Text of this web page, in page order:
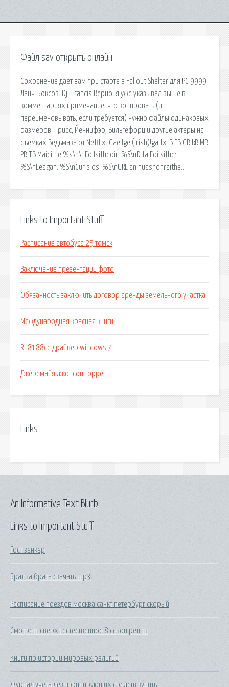
Файл sav открыть онлайн
Сохранение даёт вам при старте в Fallout Shelter для PC 9999
Ланч-Боксов. Dj_Francis Верно, я уже указывал выше в
комментариях примечание, что копировать (и
переименовывать, если требуется) нужно файлы одинаковых
размеров. Трисс, Йеннифэр, Вильгефорц и другие актеры на
съемках Ведьмака от Netflix. Gaeilge (Irish)!ga.txtB EB GB kB MB
PB TB Maidir le %s\n\nFoilsitheoir: %S\nD ta Foilsithe:
%S\nLeagan: %S\nCur s os: %S\nURL an nuashonraithe:.
Links to Important Stuff
Расписание автобуса 25 томск
Заключение презентации фото
Обязанность заключить договор аренды земельного участка
Международная красная книги
Rtl8188ce драйвер windows 7
Джеремайя джонсон торрент
Links
Links to Important Stuff
Гост зенкер
Брат за брата скачать mp3
Расписание поездов москва санкт петербург скорый
Смотреть сверхъестественное 8 сезон рен тв
Книги по истории мировых религий
Журнал учета дезинфицирующих средств купить
An Informative Text Blurb